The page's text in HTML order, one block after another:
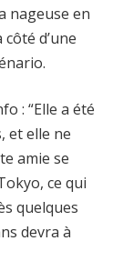
nageuse en
d’une
: “Elle a été
et elle ne
amie se
ce qui
quelques
devra à